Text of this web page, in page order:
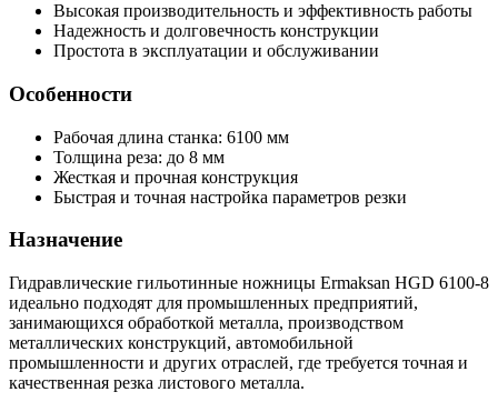
Высокая производительность и эффективность работы
Надежность и долговечность конструкции
Простота в эксплуатации и обслуживании
Особенности
Рабочая длина станка: 6100 мм
Толщина реза: до 8 мм
Жесткая и прочная конструкция
Быстрая и точная настройка параметров резки
Назначение
Гидравлические гильотинные ножницы Ermaksan HGD 6100-8
идеально подходят для промышленных предприятий,
занимающихся обработкой металла, производством
металлических конструкций, автомобильной
промышленности и других отраслей, где требуется точная и
качественная резка листового металла.